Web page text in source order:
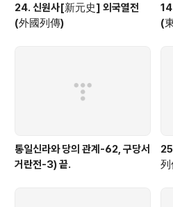
24. 신원사[新元史] 외국열전
(外國列傳)
(
통일신라와 당의 관계-62, 구당서
거란전-3) 끝.
列